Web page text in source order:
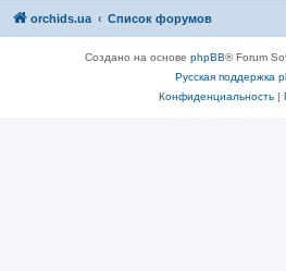
orchids.ua Список форумов
Создано на основе phpBB® Forum
Русская поддержка
Конфиденциальность|